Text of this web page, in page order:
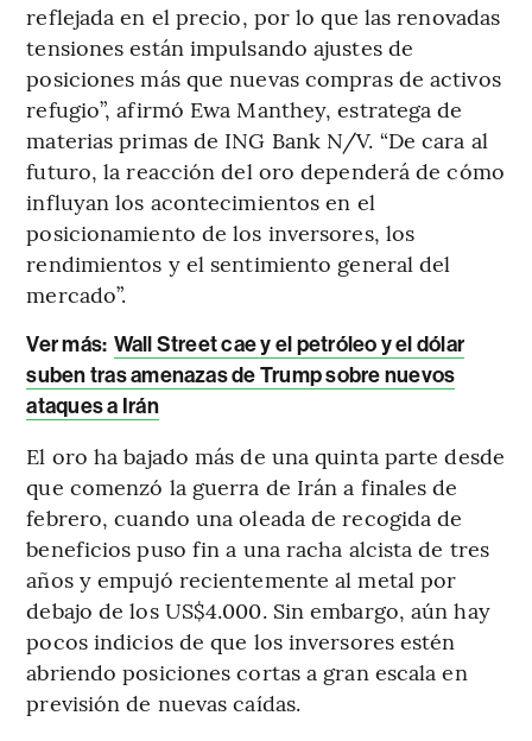
reflejada en el precio, por lo que las renovadas
tensiones están impulsando ajustes de
posiciones más que nuevas compras de activos
refugio”, afirmó Ewa Manthey, estratega de
materias primas de ING Bank N/V. “De cara al
futuro, la reacción del oro dependerá de cómo
influyan los acontecimientos en el
posicionamiento de los inversores, los
rendimientos y el sentimiento general del
mercado”.
Ver más: Wall Street cae y el petróleo y el dólar
suben tras amenazas de Trump sobre nuevos
ataques a Irán
El oro ha bajado más de una quinta parte desde
que comenzó la guerra de Irán a finales de
febrero, cuando una oleada de recogida de
beneficios puso fin a una racha alcista de tres
años y empujó recientemente al metal por
debajo de los US$4.000. Sin embargo, aún hay
pocos indicios de que los inversores estén
abriendo posiciones cortas a gran escala en
previsión de nuevas caídas.